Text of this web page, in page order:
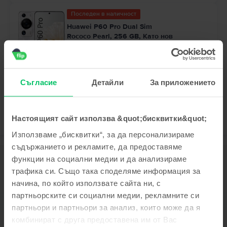
Съгласие Детайли За приложението
Настоящият сайт използва &quot;бисквитки&quot;
Използваме „бисквитки“, за да персонализираме
съдържанието и рекламите, да предоставяме
функции на социални медии и да анализираме
трафика си. Също така споделяме информация за
начина, по който използвате сайта ни, с
партньорските си социални медии, рекламните си
партньори и партньори за анализ, които може да я
комбинират с друга предоставена им от Вас
Последен в наличност
Huawei P60 Pro Dual Sim
Rococo Pearl, 256 GB, Като нов
приблизително 2-3 работни дни
Описание
Мобилен телефон Huawei Nova 9 SE 5G, Pearl White, 128 GB, Като
нов
Виж повече
Информация за съответствие на продукта